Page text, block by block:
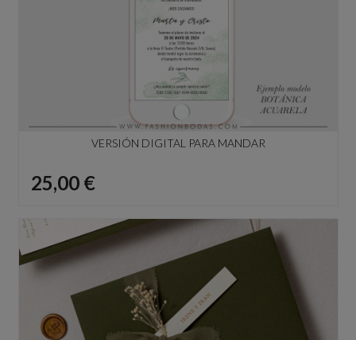
VERSIÓN DIGITAL PARA MANDAR
Precio
25,00 €